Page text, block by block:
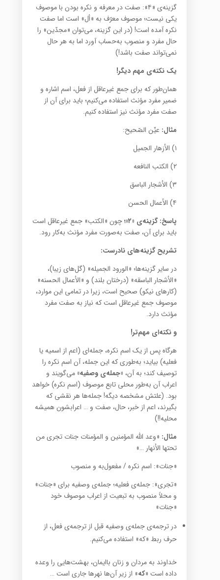
گزینه‌ی «۴»: صفت در معرفه و نکره بودن با موصوف
یکی نیست؛ موصوف معرّف به «أل» است اما صفت
نکره آمده است! (در این گزینه، می‌توان «مجدّین» را
حال مفرد و منصوب به‌حساب آورد اما به هر حال
نمی‌تواند صفت باشد!)
یک نکته‌‌ی مهم دیگر!
همان‌طور که برای جمع غیرعاقل از فعل، اسم اشاره و
ضمیر مفرد مؤنث استفاده می‌کنیم؛ باید برای آن از
صفت مفرد مؤنث نیز استفاده کنیم.
مثال: عیِّن الصّحیح:
۱) الأزهار الجمیل
۲) الکتب النافعه
۳) الأشجار الباسق
۴) الأعمال الحسن
پاسخ: گزینه‌ی «۲»؛
چون «الکتب» جمع غیرعاقل است
باید برای آن، صفت به‌صورت مفرد مؤنث به‌کار رود.
تشریح گزینه‌های نادرست:
در سایر گزینه‌ها؛ «الورود الجمیله» (گل‌های زیبا)،
«الأشجار الباسقه» (درختان بلند) و «الأعمال الحسنه»
(کارهای نیکو) صحیح است، زیرا در تمامی این موارد،
موصوف جمع غیرعاقل است که نیاز به صفت مفرد
مؤنث دارد.
و نکته‌ای مهم‌تر!
هرگاه پس از یک اسم نکره، جمله‌ای (اعم از اسمیه یا
فعلیه) بیاید؛ به‌طوری که این جمله، آن اسم نکره را
توصیف کند؛ به آن، «جمله‌ی وصفیه» می‌گویند و
اعراب آن به‌طور محلی تابع موصوف (اسم نکره) خواهد
بود. (علتش مشخصه دیگه! جمله‌ها هر نقشی که
بگیرند، اعم از خبر، حال، صفت و … اعرابشون همیشه
محلیه!!)
مثال: «وعد الله المؤمنین و المؤمنات جنات تجری من
تحتها الأنهار …»
«جنات»: اسم نکره / مفعول‌به و منصوب
«تجری»: جمله‌ی فعلیه؛ جمله‌ی وصفیه برای «جنات»
و محلاً منصوب به تبعیت از اعراب موصوف خود
«جنات»
در ترجمه‌ی جمله‌ی وصفیه قبل از ترجمه‌ی فعل، از
حرف ربط «که» استفاده می‌کنیم.
خداوند به مردان و زنان باایمان، بهشت‌هایی را وعده
داده است «که» از زیر آن‌ها نهرها جاری است …